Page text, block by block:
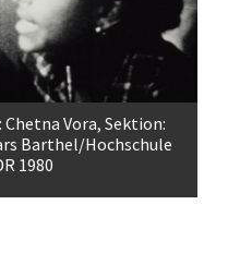
Chetna Vora, Sektion:
Barthel/Hochschule
1980